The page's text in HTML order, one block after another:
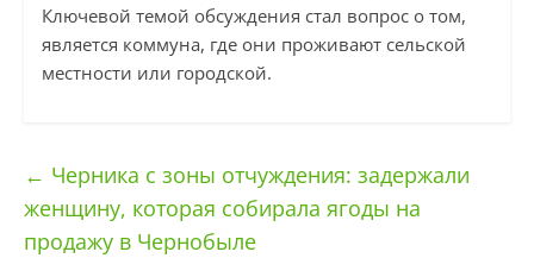
Ключевой темой обсуждения стал вопрос о том,
является коммуна, где они проживают сельской
местности или городской.
← Черника с зоны отчуждения: задержали
женщину, которая собирала ягоды на
продажу в Чернобыле